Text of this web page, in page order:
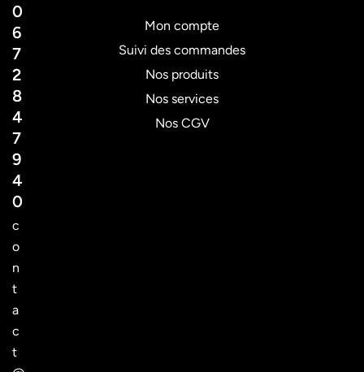
0
6
7
2
8
4
7
9
4
0
c
o
n
t
a
c
t
Mon compte
Suivi des commandes
Nos produits
Nos services
Nos CGV